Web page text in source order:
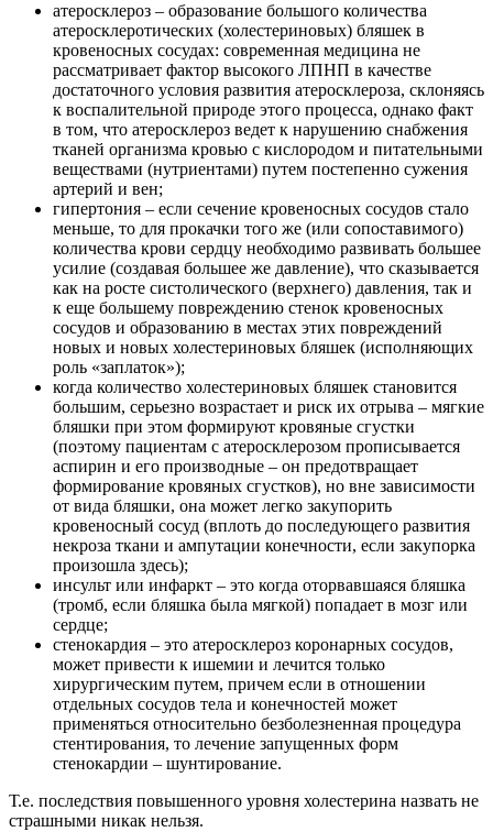
атеросклероз – образование большого количества
атеросклеротических (холестериновых) бляшек в
кровеносных сосудах: современная медицина не
рассматривает фактор высокого ЛПНП в качестве
достаточного условия развития атеросклероза, склоняясь
к воспалительной природе этого процесса, однако факт
в том, что атеросклероз ведет к нарушению снабжения
тканей организма кровью с кислородом и питательными
веществами (нутриентами) путем постепенно сужения
артерий и вен;
гипертония – если сечение кровеносных сосудов стало
меньше, то для прокачки того же (или сопоставимого)
количества крови сердцу необходимо развивать большее
усилие (создавая большее же давление), что сказывается
как на росте систолического (верхнего) давления, так и
к еще большему повреждению стенок кровеносных
сосудов и образованию в местах этих повреждений
новых и новых холестериновых бляшек (исполняющих
роль «заплаток»);
когда количество холестериновых бляшек становится
большим, серьезно возрастает и риск их отрыва – мягкие
бляшки при этом формируют кровяные сгустки
(поэтому пациентам с атеросклерозом прописывается
аспирин и его производные – он предотвращает
формирование кровяных сгустков), но вне зависимости
от вида бляшки, она может легко закупорить
кровеносный сосуд (вплоть до последующего развития
некроза ткани и ампутации конечности, если закупорка
произошла здесь);
инсульт или инфаркт – это когда оторвавшаяся бляшка
(тромб, если бляшка была мягкой) попадает в мозг или
сердце;
стенокардия – это атеросклероз коронарных сосудов,
может привести к ишемии и лечится только
хирургическим путем, причем если в отношении
отдельных сосудов тела и конечностей может
применяться относительно безболезненная процедура
стентирования, то лечение запущенных форм
стенокардии – шунтирование.
Т.е. последствия повышенного уровня холестерина назвать не
страшными никак нельзя.